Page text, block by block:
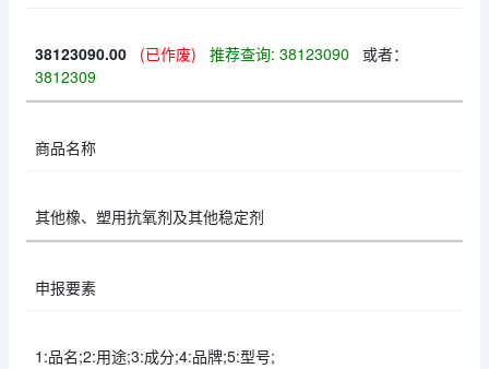
38123090.00 (已作废) 推荐查询: 38123090 或者：
3812309
商品名称
其他橡、塑用抗氧剂及其他稳定剂
申报要素
1:品名;2:用途;3:成分;4:品牌;5:型号;